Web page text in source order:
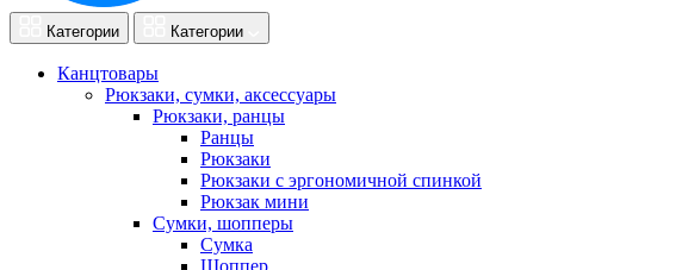
Категории Категории
Канцтовары
Рюкзаки, сумки, аксессуары
Рюкзаки, ранцы
Ранцы
Рюкзаки
Рюкзаки с эргономичной спинкой
Рюкзак мини
Сумки, шопперы
Сумка
Шоппер